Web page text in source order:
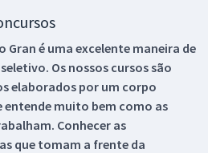
Gran é uma excelente maneira de
Os nossos cursos são
elaborados por um corpo
entende muito bem como as
Conhecer as
que tomam a frente da